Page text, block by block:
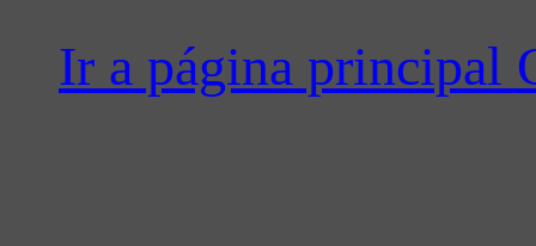
Ir a página principal